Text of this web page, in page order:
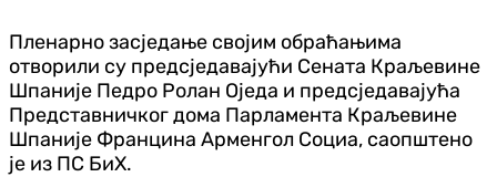
Пленарно засједање својим обраћањима
отворили су предсједавајући Сената Краљевине
Шпаније Педро Ролан Оједа и предсједавајућа
Представничког дома Парламента Краљевине
Шпаније Францина Арменгол Социа, саопштено
је из ПС БиХ.